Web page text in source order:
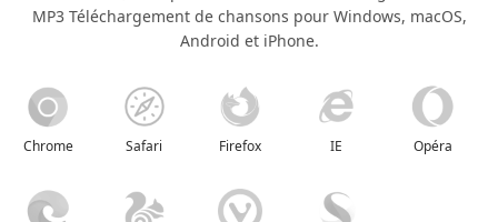
MP3 Téléchargement de chansons pour Windows, macOS,
Android et iPhone.
Chrome Safari Firefox IE Opéra